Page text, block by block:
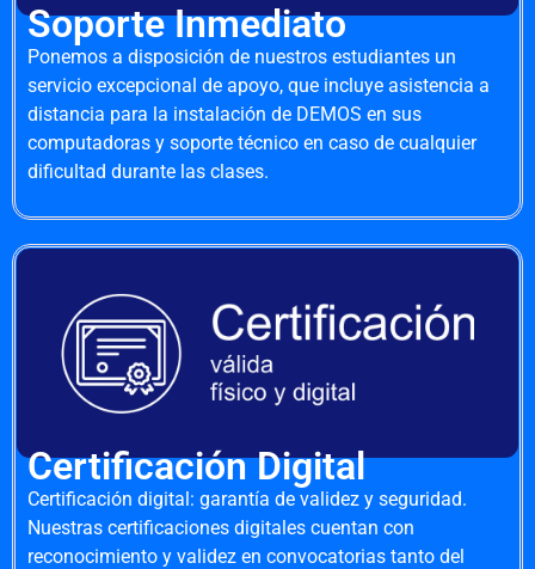
Soporte Inmediato
Ponemos a disposición de nuestros estudiantes un
servicio excepcional de apoyo, que incluye asistencia a
distancia para la instalación de DEMOS en sus
computadoras y soporte técnico en caso de cualquier
dificultad durante las clases.
Certificación Digital
Certificación digital: garantía de validez y seguridad.
Nuestras certificaciones digitales cuentan con
reconocimiento y validez en convocatorias tanto del